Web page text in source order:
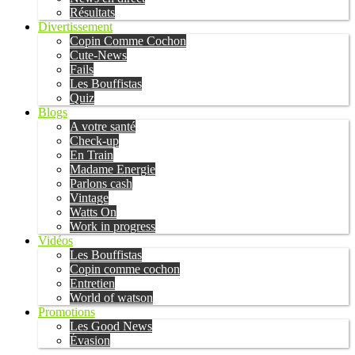
Résultats
Divertissement
Copin Comme Cochon
Cute-News
Fails
Les Bouffistas
Quiz
Blogs
A votre santé
Check-up
En Train
Madame Energie
Parlons cash
Vintage
Watts On
Work in progress
Vidéos
Les Bouffistas
Copin comme cochon
Entretien
World of watson
Promotions
Les Good News
Évasion